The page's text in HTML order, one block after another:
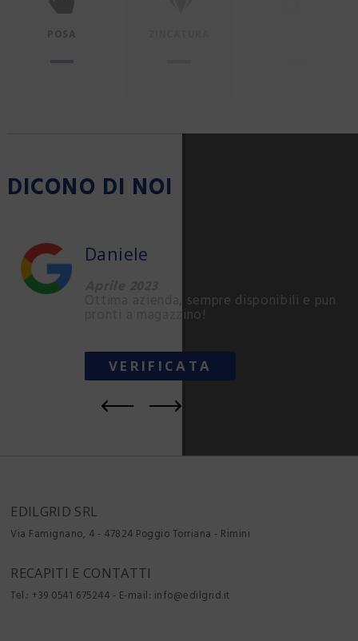
DICONO DI NOI
Daniele
Ottima azienda, sempre disponibili e
pronti a magazzino!
VERIFICATA
EDILGRID SRL
Via Famignano, 4 - 47824 Poggio Torriana - Rimini
RECAPITI E CONTATTI
Tel.: +39 0541 675244 - E-mail: info@edilgrid.it